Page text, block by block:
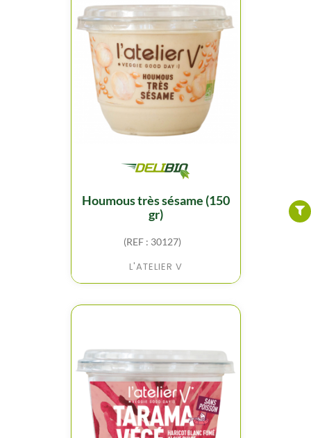
houmous très sésame (150
gr)
(REF : 30127)
L'ATELIER V